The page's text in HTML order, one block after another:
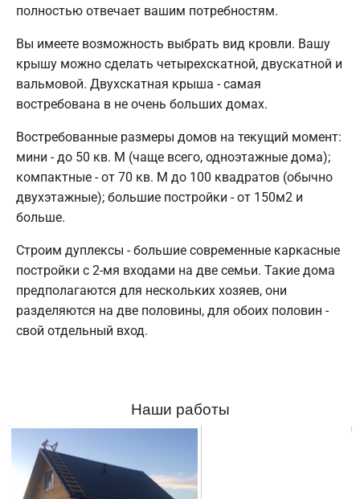
полностью отвечает вашим потребностям.
Вы имеете возможность выбрать вид кровли. Вашу
крышу можно сделать четырехскатной, двускатной и
вальмовой. Двухскатная крыша - самая
востребована в не очень больших домах.
Востребованные размеры домов на текущий момент:
мини - до 50 кв. М (чаще всего, одноэтажные дома);
компактные - от 70 кв. М до 100 квадратов (обычно
двухэтажные); большие постройки - от 150м2 и
больше.
Строим дуплексы - большие современные каркасные
постройки с 2-мя входами на две семьи. Такие дома
предполагаются для нескольких хозяев, они
разделяются на две половины, для обоих половин -
свой отдельный вход.
Наши работы